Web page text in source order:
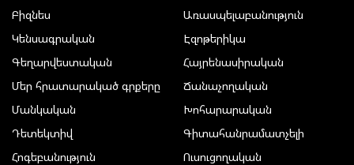
Բիզնես
Կենսագրական
Գեղարվեստական
Մեր հրատարակած գրքերը
Մանկական
Դետեկտիվ
Հոգեբանություն
Առասպելաբանություն
Էզոթերիկա
Հայրենասիրական
Ճանաչողական
Խոհարարական
Գիտահանրամատչելի
Ուսուցողական